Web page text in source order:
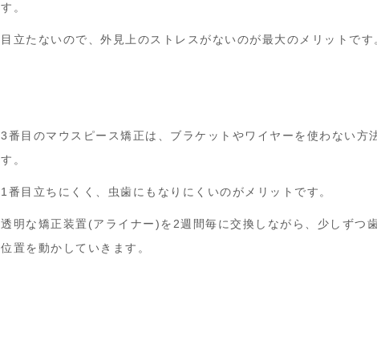
す。
目立たないので、外見上のストレスがないのが最大のメリットです
3番目のマウスピース矯正は、ブラケットやワイヤーを使わない方
す。
1番目立ちにくく、虫歯にもなりにくいのがメリットです。
透明な矯正装置(アライナー)を2週間毎に交換しながら、少しずつ
位置を動かしていきます。